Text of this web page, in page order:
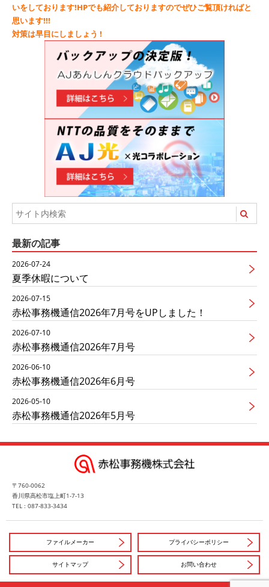
いをしております!HPでも紹介しておりますのでぜひご覧頂ければと
思います!!!
対策は早目にしましょう !
最新の記事
2026-07-24
夏季休暇について
2026-07-15
赤松事務機通信2026年7月号をUPしました！
2026-07-10
赤松事務機通信2026年7月号
2026-06-10
赤松事務機通信2026年6月号
2026-05-10
赤松事務機通信2026年5月号
〒760-0062
香川県高松市塩上町1-7-13
TEL : 087-833-3434
ファイルメーカー プライバシーポリシー
サイトマップ お問い合わせ